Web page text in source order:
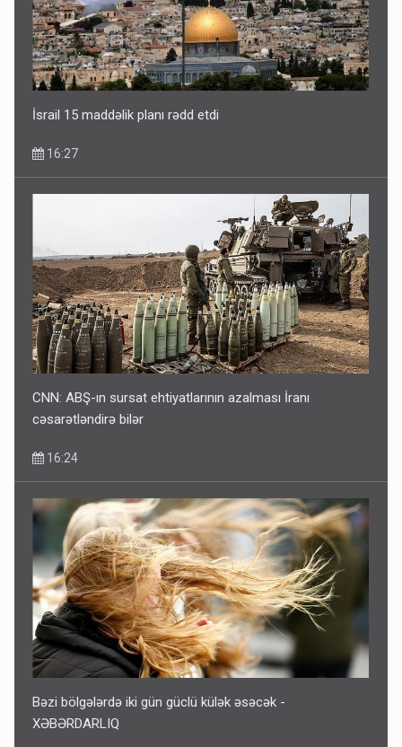
İsrail 15 maddəlik planı rədd etdi
16:27
CNN: ABŞ-ın sursat ehtiyatlarının azalması İranı
cəsarətləndirə bilər
16:24
Bəzi bölgələrdə iki gün güclü külək əsəcək -
XƏBƏRDARLIQ